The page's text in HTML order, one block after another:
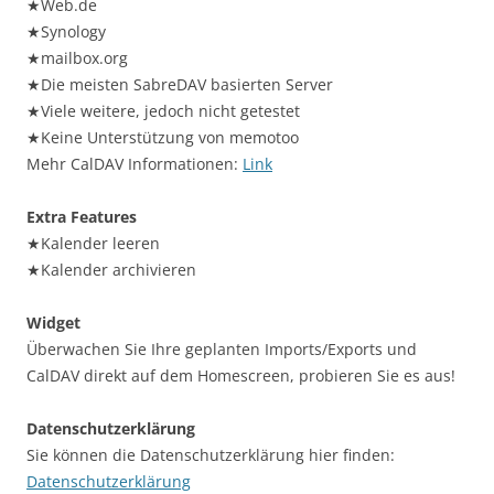
★Web.de
★Synology
★mailbox.org
★Die meisten SabreDAV basierten Server
★Viele weitere, jedoch nicht getestet
★Keine Unterstützung von memotoo
Mehr CalDAV Informationen: Link
Extra Features
★Kalender leeren
★Kalender archivieren
Widget
Überwachen Sie Ihre geplanten Imports/Exports und
CalDAV direkt auf dem Homescreen, probieren Sie es aus!
Datenschutzerklärung
Sie können die Datenschutzerklärung hier finden:
Datenschutzerklärung